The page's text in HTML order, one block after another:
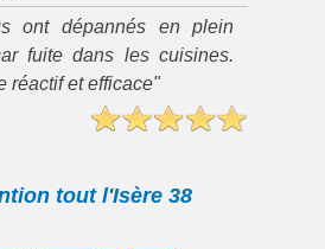
ont dépannés en plein
fuite dans les cuisines.
réactif et efficace"
tout l'Isère 38